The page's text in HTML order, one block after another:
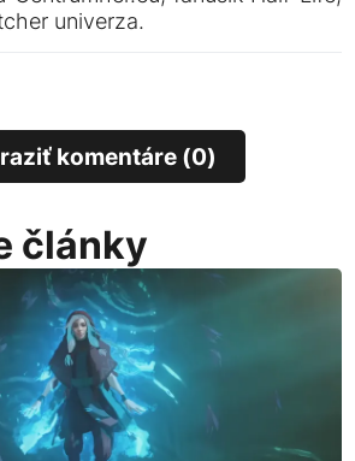
univerza.
komentáre (0)
články